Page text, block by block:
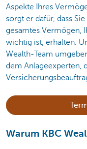
Aspekte Ihres
sorgt er dafür, dass
gesamtes Vermögen,
wichtig ist, erhalten.
Wealth-Team
dem Anlageexperten,
Warum KBC